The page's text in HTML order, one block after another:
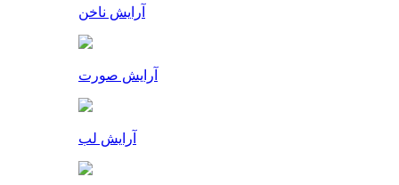
آرایش ناخن
آرایش صورت
آرایش لب